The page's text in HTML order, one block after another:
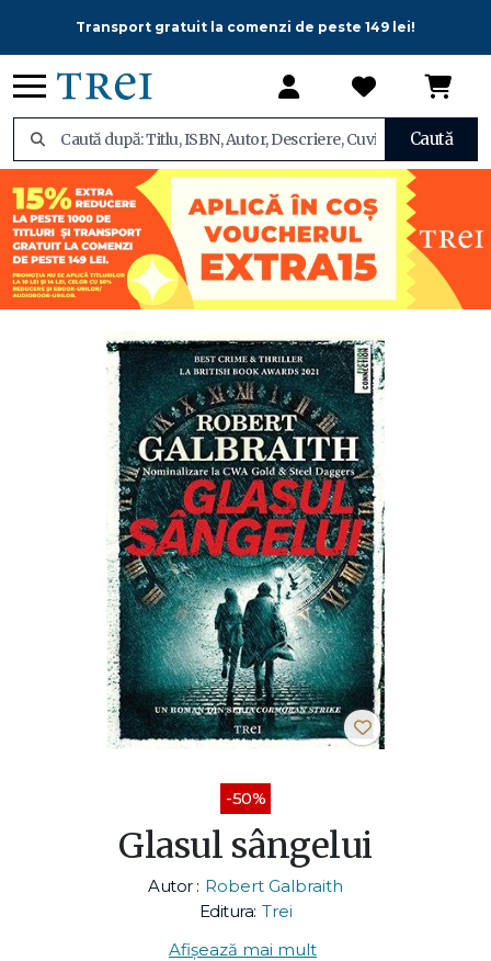
Transport gratuit la comenzi de peste 149 lei!
Caută
-50%
Glasul sângelui
Autor : Robert Galbraith
Editura: Trei
Afișează mai mult